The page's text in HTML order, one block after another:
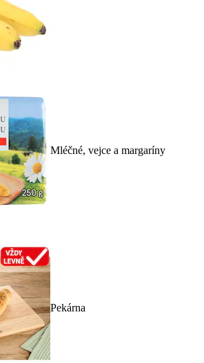
Mléčné, vejce a margaríny
Pekárna